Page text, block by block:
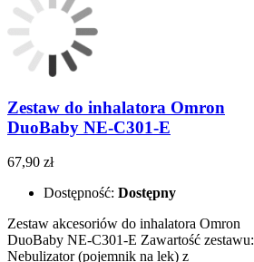
Zestaw do inhalatora Omron
DuoBaby NE-C301-E
67,90 zł
Dostępność: Dostępny
Zestaw akcesoriów do inhalatora Omron
DuoBaby NE-C301-E Zawartość zestawu:
Nebulizator (pojemnik na lek) z